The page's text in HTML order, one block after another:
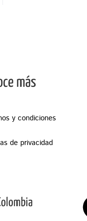
más
y condiciones
de privacidad